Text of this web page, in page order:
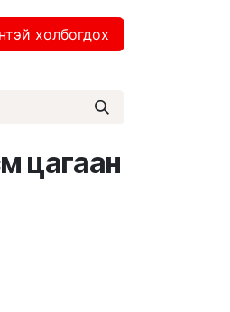
холбогдох
цагаан